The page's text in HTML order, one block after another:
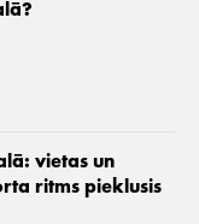
vietas un
ritms pieklusis